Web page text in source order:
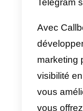
devez
pour
1) La